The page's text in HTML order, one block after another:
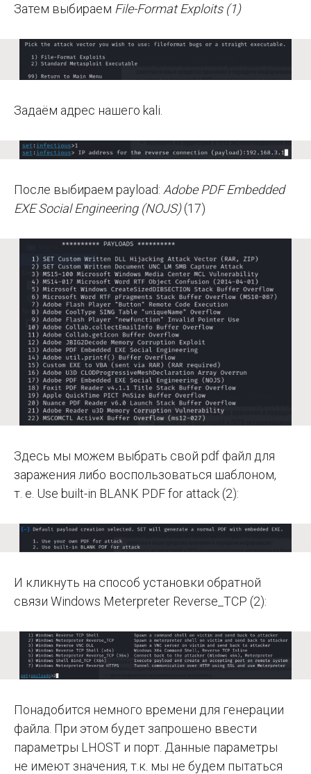
Затем выбираем File-Format Exploits (1)
Задаём адрес нашего kali.
После выбираем payload: Adobe PDF Embedded
EXE Social Engineering (NOJS)(17)
Здесь мы можем выбрать свой pdf файл для
заражения либо воспользоваться шаблоном,
т. е. Use built-in BLANK PDF for attack (2):
И кликнуть на способ установки обратной
связи Windows Meterpreter Reverse_TCP (2):
Понадобится немного времени для генерации
файла. При этом будет запрошено ввести
параметры LHOST и порт. Данные параметры
не имеют значения, т.к. мы не будем пытаться